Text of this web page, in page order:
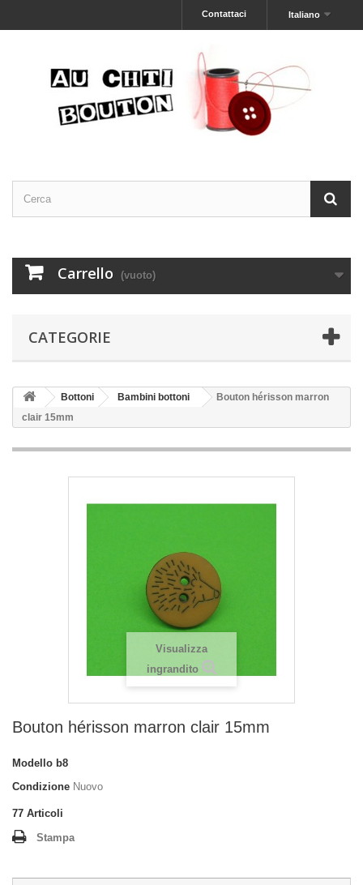
Italiano
Contattaci
Carrello (vuoto)
CATEGORIE
Bottoni Bambini bottoni
Bouton hérisson marron
clair 15mm
Visualizza
ingrandito
Bouton hérisson marron clair 15mm
Modello b8
Condizione Nuovo
77 Articoli
Stampa